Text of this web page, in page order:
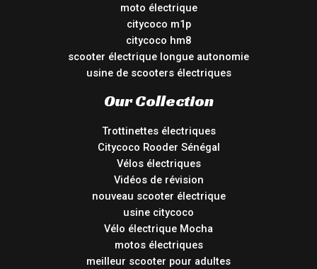
moto électrique
citycoco m1p
citycoco hm8
scooter électrique longue autonomie
usine de scooters électriques
Our Collection
Trottinettes électriques
Citycoco Rooder Sénégal
Vélos électriques
Vidéos de révision
nouveau scooter électrique
usine citycoco
Vélo électrique Mocha
motos électriques
meilleur scooter pour adultes